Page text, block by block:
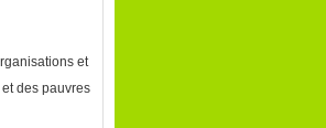
et
des pauvres